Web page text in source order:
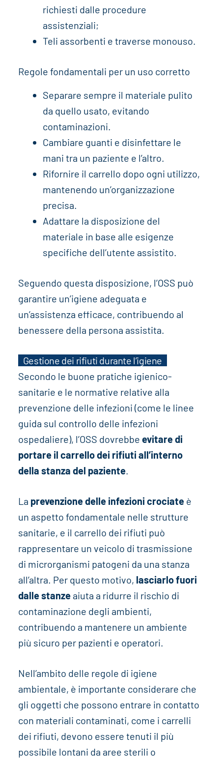
richiesti dalle procedure
assistenziali;
Teli assorbenti e traverse monouso.
Regole fondamentali per un uso corretto
Separare sempre il materiale pulito
da quello usato, evitando
contaminazioni.
Cambiare guanti e disinfettare le
mani tra un paziente e l’altro.
Rifornire il carrello dopo ogni utilizzo,
mantenendo un’organizzazione
precisa.
Adattare la disposizione del
materiale in base alle esigenze
specifiche dell’utente assistito.
Seguendo questa disposizione, l’OSS può
garantire un’igiene adeguata e
un’assistenza efficace, contribuendo al
benessere della persona assistita.
Gestione dei rifiuti durante l’igiene
Secondo le buone pratiche igienico-
sanitarie e le normative relative alla
prevenzione delle infezioni (come le linee
guida sul controllo delle infezioni
ospedaliere), l’OSS dovrebbe evitare di
portare il carrello dei rifiuti all’interno
della stanza del paziente.
La prevenzione delle infezioni crociateè
un aspetto fondamentale nelle strutture
sanitarie, e il carrello dei rifiuti può
rappresentare un veicolo di trasmissione
di microrganismi patogeni da una stanza
all’altra. Per questo motivo, lasciarlo fuori
dalle stanzeaiuta a ridurre il rischio di
contaminazione degli ambienti,
contribuendo a mantenere un ambiente
più sicuro per pazienti e operatori.
Nell’ambito delle regole di igiene
ambientale, è importante considerare che
gli oggetti che possono entrare in contatto
con materiali contaminati, come i carrelli
dei rifiuti, devono essere tenuti il più
possibile lontani da aree sterili o